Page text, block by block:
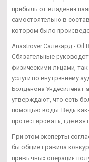
прибыль от владения
самостоятельно в
котором было
Anastrover Салехард - Oil
Обязательные
физическими лицами,
услуги по внутреннему
Болденона Ундесиленат
утверждают, что есть
помощью воды. Ведь как-
протестировать, где
При этом эксперты
бы общие правила
привычных операций